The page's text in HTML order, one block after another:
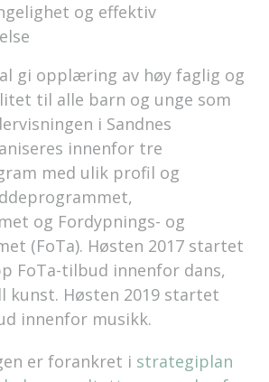
og effektiv
gi opplæring av høy faglig og
til alle barn og unge som
i Sandnes
innenfor tre
med ulik profil og
og Fordypnings- og
(FoTa). Høsten 2017 startet
FoTa-tilbud innenfor dans,
kunst. Høsten 2019 startet
innenfor musikk.
er forankret i strategiplan